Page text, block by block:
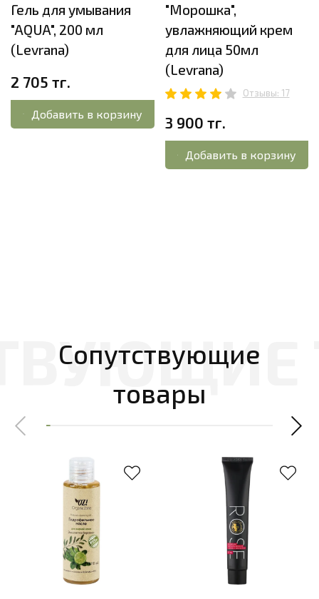
Гель для умывания
"AQUA", 200 мл
(Levrana)
2 705 тг.
Добавить в корзину
"Морошка",
увлажняющий крем
для лица 50мл
(Levrana)
Отзывы: 17
3 900 тг.
Добавить в корзину
Сопутствующие
товары